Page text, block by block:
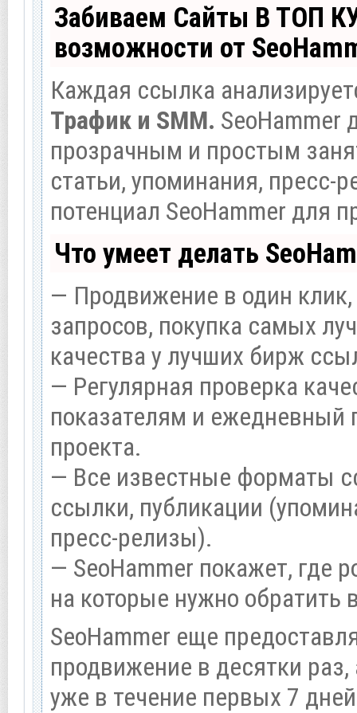
Забиваем Сайты В ТОП
возможности от
Каждая ссылка
Трафик и SMM. SeoHammer
прозрачным и простым
статьи, упоминания, пресс-
потенциал SeoHammer для
Что умеет делать
— Продвижение в один
запросов, покупка самых
качества у лучших бирж
— Регулярная проверка
показателям и ежедневный
проекта.
— Все известные форматы
ссылки, публикации
пресс-релизы).
— SeoHammer покажет, где
на которые нужно обратить
SeoHammer еще
продвижение в десятки
уже в течение первых 7